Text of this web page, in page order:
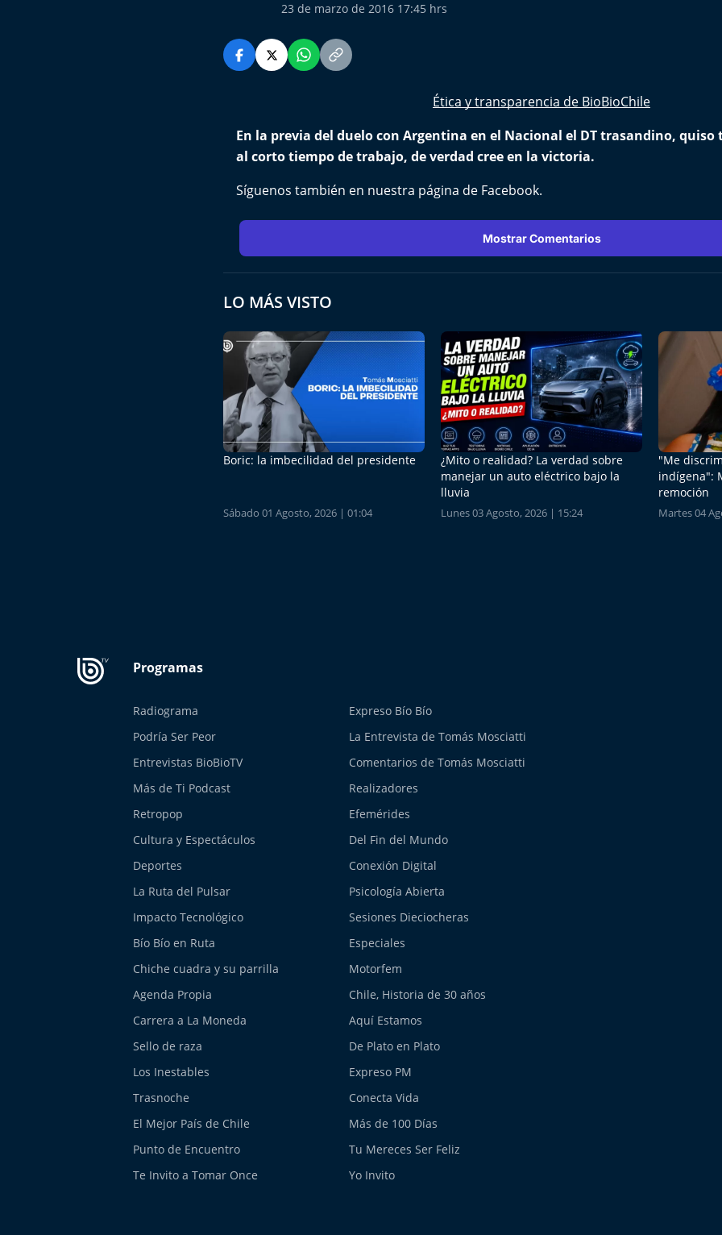
23 de marzo de 2016 17:45 hrs
Ética y transparencia de BioBioChile
En la previa del duelo con Argentina en el Nacional el DT trasandino,
al corto tiempo de trabajo, de verdad cree en la victoria.
Síguenos también en nuestra página de Facebook.
Mostrar Comentarios
LO MÁS VISTO
Boric: la imbecilidad del presidente
Sábado 01 Agosto, 2026 | 01:04
¿Mito o realidad? La verdad sobre
manejar un auto eléctrico bajo la
lluvia
Lunes 03 Agosto, 2026 | 15:24
"Me
indígena":
remoción
Martes 04
Radiograma
Expreso Bío Bío
Podría Ser Peor
La Entrevista de Tomás Mosciatti
Entrevistas BioBioTV
Comentarios de Tomás Mosciatti
Más de Ti Podcast
Realizadores
Retropop
Efemérides
Cultura y Espectáculos
Del Fin del Mundo
Deportes
Conexión Digital
La Ruta del Pulsar
Psicología Abierta
Impacto Tecnológico
Sesiones Dieciocheras
Bío Bío en Ruta
Especiales
Chiche cuadra y su parrilla
Motorfem
Agenda Propia
Chile, Historia de 30 años
Carrera a La Moneda
Aquí Estamos
Sello de raza
De Plato en Plato
Los Inestables
Expreso PM
Trasnoche
Conecta Vida
El Mejor País de Chile
Más de 100 Días
Punto de Encuentro
Tu Mereces Ser Feliz
Te Invito a Tomar Once
Yo Invito